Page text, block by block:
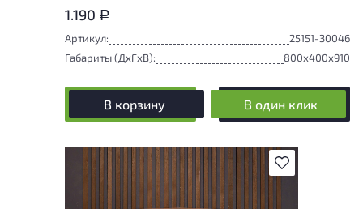
1.190 Р
Артикул:
25151-30046
Габариты (ДxГxВ):
800x400x910
В корзину В один клик
В избранное